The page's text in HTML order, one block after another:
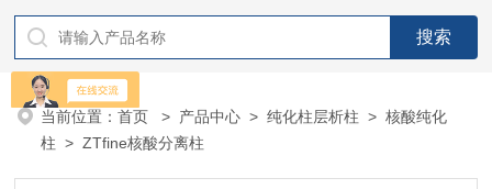
当前位置：首页 > 产品中心 >纯化柱层析柱 >核酸纯化
柱 > ZTfine核酸分离柱